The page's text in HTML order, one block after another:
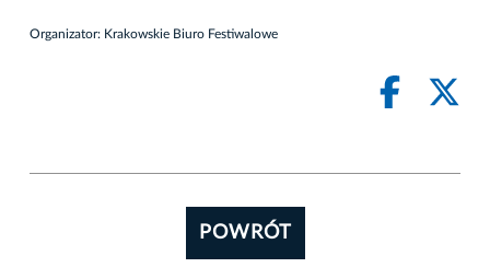
Organizator: Krakowskie Biuro Festiwalowe
POWRÓT